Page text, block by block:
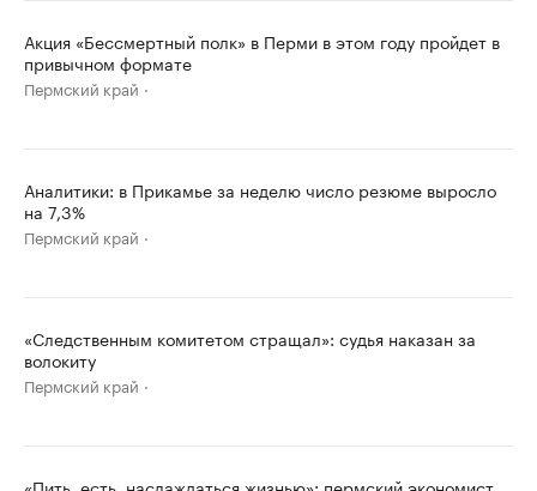
Акция «Бессмертный полк» в Перми в этом году пройдет в
привычном формате
Пермский край
Аналитики: в Прикамье за неделю число резюме выросло
на 7,3%
Пермский край
«Следственным комитетом стращал»: судья наказан за
волокиту
Пермский край